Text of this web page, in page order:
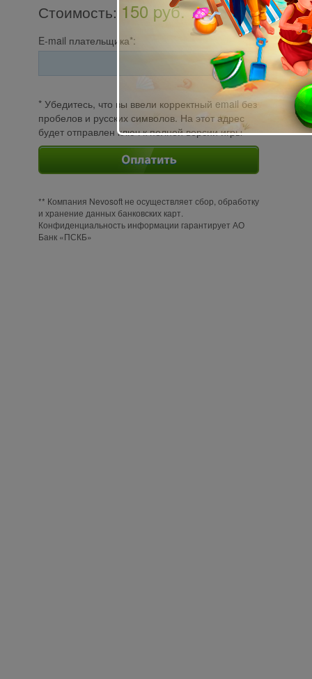
Стоимость: 150 pуб.
E-mail плательщика*:
* Убедитесь, что вы ввели корректный email без
пробелов и русских символов. На этот адрес
будет отправлен ключ к полной версии игры
** Компания Nevosoft не осуществляет сбор, обработку
и хранение данных банковских карт.
Конфиденциальность информации гарантирует АО
Банк «ПСКБ»